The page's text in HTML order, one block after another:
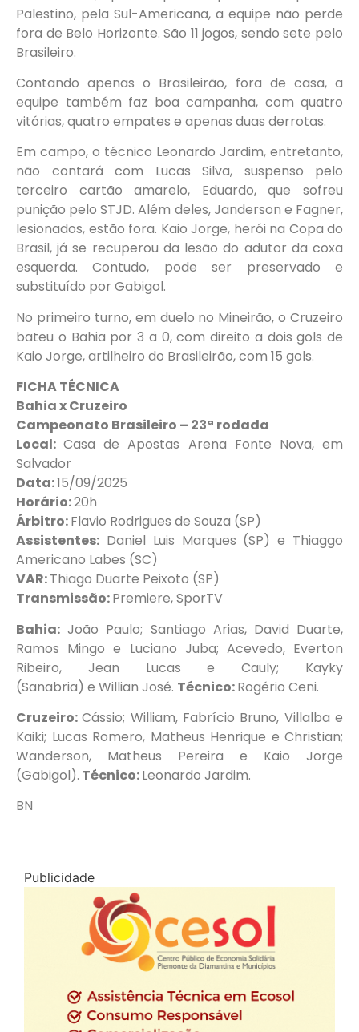
Palestino, pela Sul-Americana, a equipe não perde
fora de Belo Horizonte. São 11 jogos, sendo sete pelo
Brasileiro.
Contando apenas o Brasileirão, fora de casa, a
equipe também faz boa campanha, com quatro
vitórias, quatro empates e apenas duas derrotas.
Em campo, o técnico Leonardo Jardim, entretanto,
não contará com Lucas Silva, suspenso pelo
terceiro cartão amarelo, Eduardo, que sofreu
punição pelo STJD. Além deles, Janderson e Fagner,
lesionados, estão fora. Kaio Jorge, herói na Copa do
Brasil, já se recuperou da lesão do adutor da coxa
esquerda. Contudo, pode ser preservado e
substituído por Gabigol.
No primeiro turno, em duelo no Mineirão, o Cruzeiro
bateu o Bahia por 3 a 0, com direito a dois gols de
Kaio Jorge, artilheiro do Brasileirão, com 15 gols.
FICHA TÉCNICA
Bahia x Cruzeiro
Campeonato Brasileiro – 23ª rodada
Local:Casa de Apostas Arena Fonte Nova, em
Salvador
Data:15/09/2025
Horário:20h
Árbitro:Flavio Rodrigues de Souza (SP)
Assistentes: Daniel Luis Marques (SP) e Thiaggo
Americano Labes (SC)
VAR:Thiago Duarte Peixoto (SP)
Transmissão:Premiere, SporTV
Bahia: João Paulo; Santiago Arias, David Duarte,
Ramos Mingo e Luciano Juba; Acevedo, Everton
Ribeiro, Jean Lucas e Cauly; Kayky
(Sanabria) e Willian José. Técnico:Rogério Ceni.
Cruzeiro:Cássio; William, Fabrício Bruno, Villalba e
Kaiki; Lucas Romero, Matheus Henrique e Christian;
Wanderson, Matheus Pereira e Kaio Jorge
(Gabigol). Técnico:Leonardo Jardim.
BN
Publicidade